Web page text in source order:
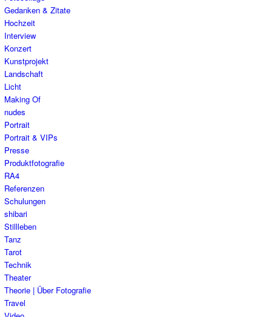
Gedanken & Zitate
Hochzeit
Interview
Konzert
Kunstprojekt
Landschaft
Licht
Making Of
nudes
Portrait
Portrait & VIPs
Presse
Produktfotografie
RA4
Referenzen
Schulungen
shibari
Stillleben
Tanz
Tarot
Technik
Theater
Theorie | Über Fotografie
Travel